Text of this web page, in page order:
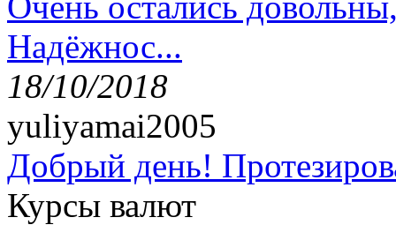
Надёжнос...
18/10/2018
yuliyamai2005
Добрый день!
Курсы валют